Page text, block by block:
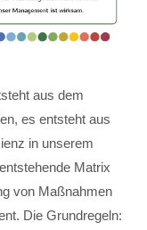
aus dem
es entsteht aus
in unserem
Matrix
von Maßnahmen
Die Grundregeln: